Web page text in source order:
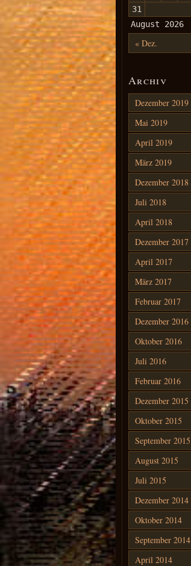
August 2026
31
« Dez.
Archiv
Dezember 2019
Mai 2019
April 2019
März 2019
Dezember 2018
Juli 2018
April 2018
Dezember 2017
April 2017
März 2017
Februar 2017
Dezember 2016
Oktober 2016
Juli 2016
Februar 2016
Dezember 2015
Oktober 2015
September 2015
August 2015
Juli 2015
Dezember 2014
Oktober 2014
September 2014
April 2014